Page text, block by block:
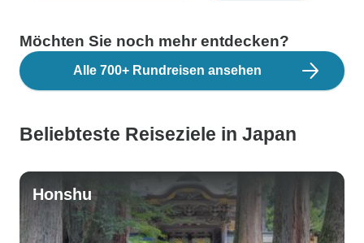
Möchten Sie noch mehr entdecken?
Alle 700+ Rundreisen ansehen
Beliebteste Reiseziele in Japan
Honshu